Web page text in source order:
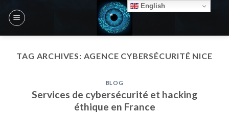
TAG ARCHIVES: AGENCE CYBERSÉCURITÉ NICE
BLOG
Services de cybersécurité et hacking
éthique en France
English